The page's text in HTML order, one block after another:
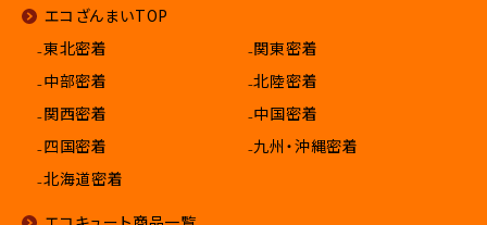
エコざんまいTOP
₋東北密着
₋関東密着
₋中部密着
₋北陸密着
₋関西密着
₋中国密着
₋四国密着
₋九州・沖縄密着
₋北海道密着